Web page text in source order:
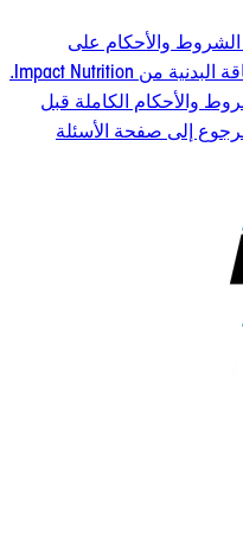
الشروط والأحكام على
منتجات النظام الغذائي وتكميلات اللياقة البدنية من Impact Nutrition.
والأحكام الكاملة قبل
إلى صفحة الأسئلة